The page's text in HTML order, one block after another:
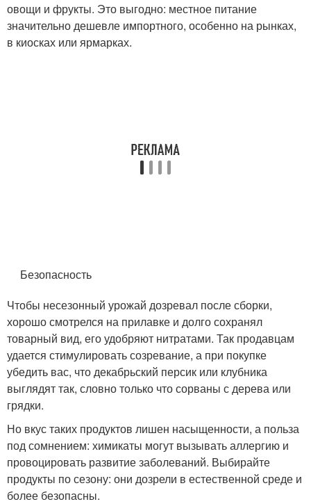
овощи и фрукты. Это выгодно: местное питание
значительно дешевле импортного, особенно на рынках,
в киосках или ярмарках.
Безопасность
Чтобы несезонный урожай дозревал после сборки,
хорошо смотрелся на прилавке и долго сохранял
товарный вид, его удобряют нитратами. Так продавцам
удается стимулировать созревание, а при покупке
убедить вас, что декабрьский персик или клубника
выглядят так, словно только что сорваны с дерева или
грядки.
Но вкус таких продуктов лишен насыщенности, а польза
под сомнением: химикаты могут вызывать аллергию и
провоцировать развитие заболеваний. Выбирайте
продукты по сезону: они дозрели в естественной среде и
более безопасны.